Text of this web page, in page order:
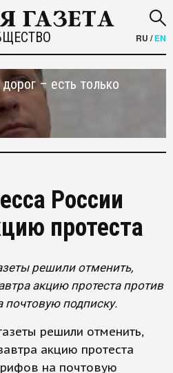
RU /EN
– есть только
России
протеста
решили отменить,
акцию протеста против
подписку.
решили отменить,
акцию протеста
на почтовую